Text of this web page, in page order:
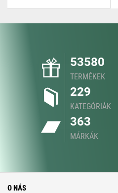
53580
TERMÉKEK
229
KATEGÓRIÁK
363
MÁRKÁK
O NÁS